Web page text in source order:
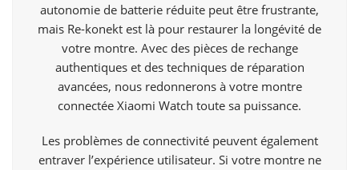
autonomie de batterie réduite peut être frustrante,
mais Re-konekt est là pour restaurer la longévité de
votre montre. Avec des pièces de rechange
authentiques et des techniques de réparation
avancées, nous redonnerons à votre montre
connectée Xiaomi Watch toute sa puissance.
Les problèmes de connectivité peuvent également
entraver l’expérience utilisateur. Si votre montre ne